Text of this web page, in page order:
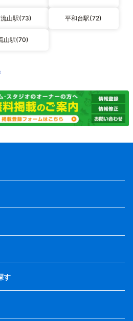
山駅(73) 平和台駅(72)
山駅(70)
す